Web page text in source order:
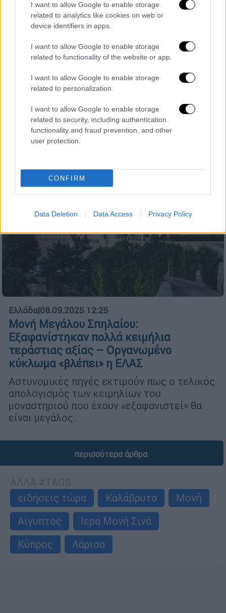
I want to allow Google to enable storage
related to analytics like cookies on web or
device identifiers in apps.
I want to allow Google to enable storage
related to functionality of the website or app.
I want to allow Google to enable storage
related to personalization.
I want to allow Google to enable storage
related to security, including authentication
functionality and fraud prevention, and other
user protection.
CONFIRM
Data Deletion Data Access Privacy Policy
Ελλάδα|08.09.2025 18:19
Το παρασκήνιο της έρευνας για τον
ηγούμενο στα Καλάβρυτα - Μάρτυρας
περιγράφει πώς εξαφανίζονταν οι
Για εκποίηση πολιτιστικής περιουσίας, που
κατηγορούνται ο ηγούμενος της Μονής
Σπηλαίου και ο βοηθός του
Ελλάδα|08.09.2025 12:25
Μονή Μεγάλου Σπηλαίου:
Εξαφανίστηκαν πολλά κειμήλια
τεράστιας αξίας – Οργανωμένο
κύκλωμα «βλέπει» η ΕΛΑΣ
Αστυνομικές πηγές εκτιμούν πως ο τελικός
απολογισμός των κειμηλίων του
μοναστηριού που έχουν «εξαφανιστεί» θα
είναι μεγάλος.
περισσότερα άρθρα
ειδήσεις τώρα
Καλάβρυτα
Μονή
Αίγυπτος
Ιερά Μονή Σινά
Κύπρος
Λάρισα